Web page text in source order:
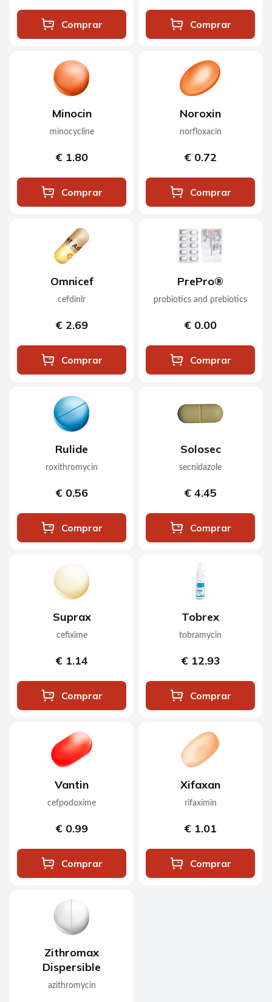
Comprar Comprar
Minocin
minocycline
€ 1.80
Comprar
Noroxin
norfloxacin
€ 0.72
Comprar
Omnicef
cefdinir
€ 2.69
Comprar
PrePro®
probiotics and prebiotics
€ 0.00
Comprar
Rulide
roxithromycin
€ 0.56
Comprar
Solosec
secnidazole
€ 4.45
Comprar
Suprax
cefixime
€ 1.14
Comprar
Tobrex
tobramycin
€ 12.93
Comprar
Vantin
cefpodoxime
€ 0.99
Comprar
Xifaxan
rifaximin
€ 1.01
Comprar
Zithromax
Dispersible
azithromycin